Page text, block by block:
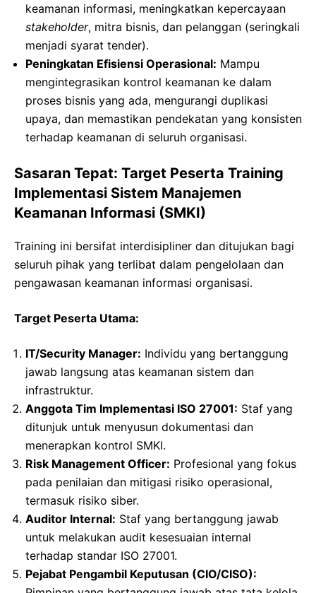
keamanan informasi, meningkatkan kepercayaan
stakeholder, mitra bisnis, dan pelanggan (seringkali
menjadi syarat tender).
Peningkatan Efisiensi Operasional: Mampu
mengintegrasikan kontrol keamanan ke dalam
proses bisnis yang ada, mengurangi duplikasi
upaya, dan memastikan pendekatan yang konsisten
terhadap keamanan di seluruh organisasi.
Sasaran Tepat: Target Peserta Training
Implementasi Sistem Manajemen
Keamanan Informasi (SMKI)
Training ini bersifat interdisipliner dan ditujukan bagi
seluruh pihak yang terlibat dalam pengelolaan dan
pengawasan keamanan informasi organisasi.
Target Peserta Utama:
IT/Security Manager: Individu yang bertanggung
jawab langsung atas keamanan sistem dan
infrastruktur.
Anggota Tim Implementasi ISO 27001: Staf yang
ditunjuk untuk menyusun dokumentasi dan
menerapkan kontrol SMKI.
Risk Management Officer: Profesional yang fokus
pada penilaian dan mitigasi risiko operasional,
termasuk risiko siber.
Auditor Internal: Staf yang bertanggung jawab
untuk melakukan audit kesesuaian internal
terhadap standar ISO 27001.
Pejabat Pengambil Keputusan (CIO/CISO):